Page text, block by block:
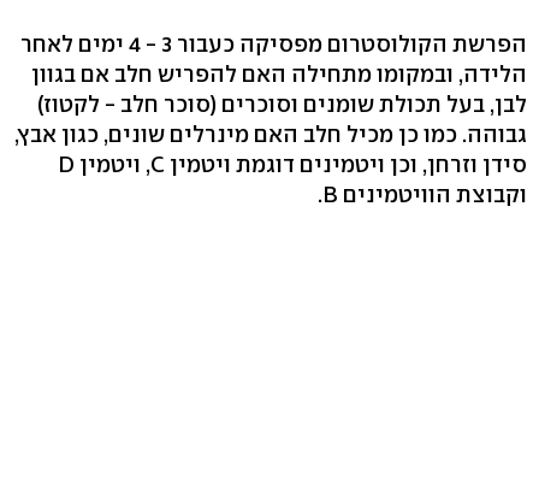
הפרשת הקולוסטרום מפסיקה כעבור 3 - 4 ימים לאחר
הלידה, ובמקומו מתחילה האם להפריש חלב אם בגוון
לבן, בעל תכולת שומנים וסוכרים (סוכר חלב - לקטוז)
גבוהה. כמו כן מכיל חלב האם מינרלים שונים, כגון אבץ,
סידן וזרחן, וכן ויטמינים דוגמת ויטמין C, ויטמין D
וקבוצת הוויטמינים B.